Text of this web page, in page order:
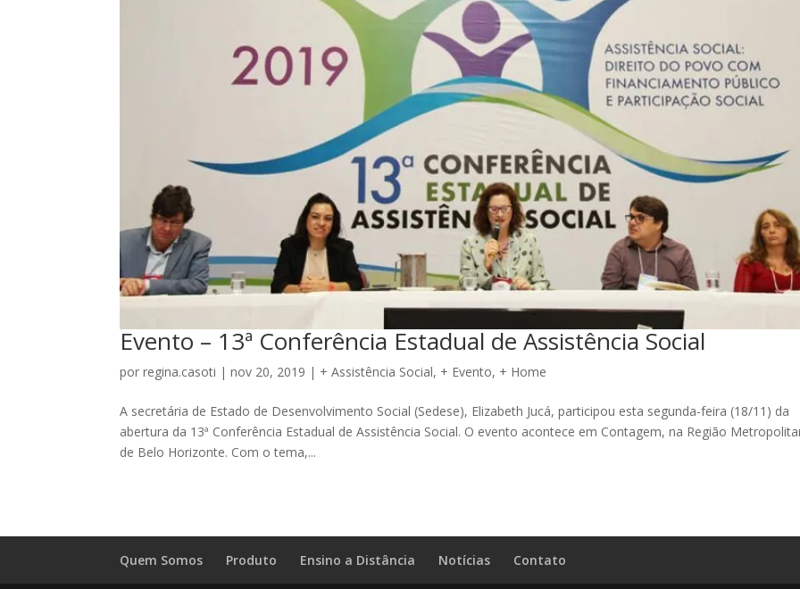
Evento – 13ª Conferência Estadual de Assistência Social
porregina.casoti |nov 20, 2019 | + Assistência Social, + Evento, + Home
A secretária de Estado de Desenvolvimento Social (Sedese), Elizabeth Jucá, participou esta segunda-feira (18/11) da
abertura da 13ª Conferência Estadual de Assistência Social. O evento acontece em Contagem, na Região
de Belo Horizonte. Com o tema,...
Quem Somos Produto Ensino a Distância Notícias Contato